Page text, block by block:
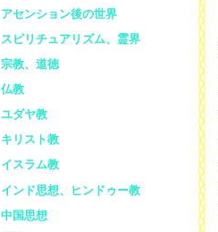
アセンション後の世界
スピリチュアリズム、霊界
宗教、道徳
仏教
ユダヤ教
キリスト教
イスラム教
インド思想、ヒンドゥー教
中国思想